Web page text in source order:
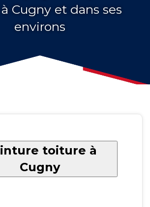
Cugny et dans ses
environs
toiture à
Cugny